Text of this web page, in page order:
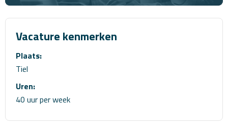
Vacature kenmerken
Plaats:
Tiel
Uren:
40 uur per week